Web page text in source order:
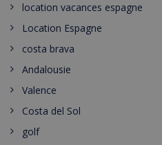
location vacances espagne
Location Espagne
costa brava
Andalousie
Valence
Costa del Sol
golf